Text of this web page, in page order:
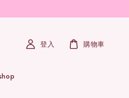
登入 購物車